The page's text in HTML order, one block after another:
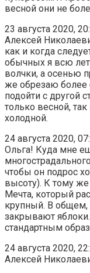
весной они не
23 августа 2020,
Алексей
как и когда
обычных я всю
волчки, а осенью
же обрезаю более
подойти с другой
только весной,
холодной.
24 августа 2020,
Ольга! Куда мне
чтобы он подрос
высоту). К тому
Мечта, который
крупный. В
закрывают
стандартным
24 августа 2020,
Алексей